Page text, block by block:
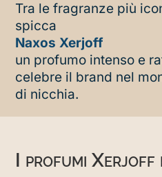
Tra le fragranze più
spicca
Naxos Xerjoff
un profumo intenso e
celebre il brand nel
di nicchia.
I profumi Xerjoff